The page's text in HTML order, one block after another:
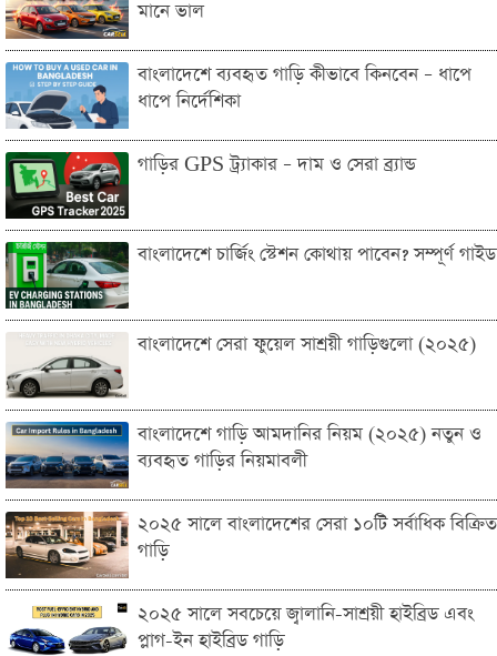
মানে ভাল
বাংলাদেশে ব্যবহৃত গাড়ি কীভাবে কিনবেন – ধাপে
ধাপে নির্দেশিকা
গাড়ির GPS ট্র্যাকার – দাম ও সেরা ব্র্যান্ড
বাংলাদেশে চার্জিং স্টেশন কোথায় পাবেন? সম্পূর্ণ গাইড
বাংলাদেশে সেরা ফুয়েল সাশ্রয়ী গাড়িগুলো (২০২৫)
বাংলাদেশে গাড়ি আমদানির নিয়ম (২০২৫) নতুন ও
ব্যবহৃত গাড়ির নিয়মাবলী
২০২৫ সালে বাংলাদেশের সেরা ১০টি সর্বাধিক বিক্রিত
গাড়ি
২০২৫ সালে সবচেয়ে জ্বালানি-সাশ্রয়ী হাইব্রিড এবং
প্লাগ-ইন হাইব্রিড গাড়ি